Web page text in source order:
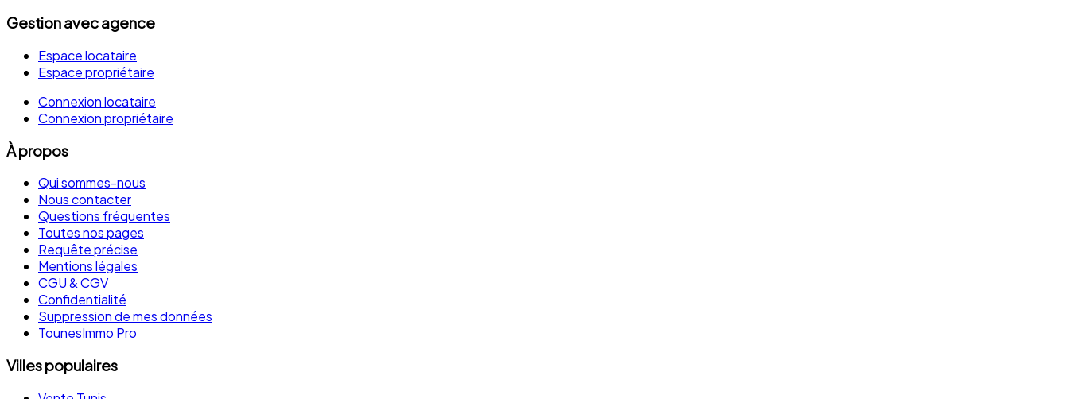
Gestion avec agence
Espace locataire
Espace propriétaire
Connexion locataire
Connexion propriétaire
À propos
Qui sommes-nous
Nous contacter
Questions fréquentes
Toutes nos pages
Requête précise
Mentions légales
CGU & CGV
Confidentialité
Suppression de mes données
TounesImmo Pro
Villes populaires